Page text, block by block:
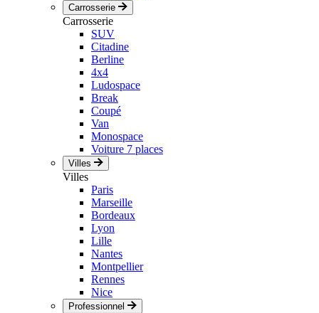
Carrosserie
Carrosserie
SUV
Citadine
Berline
4x4
Ludospace
Break
Coupé
Van
Monospace
Voiture 7 places
Villes
Villes
Paris
Marseille
Bordeaux
Lyon
Lille
Nantes
Montpellier
Rennes
Nice
Professionnel